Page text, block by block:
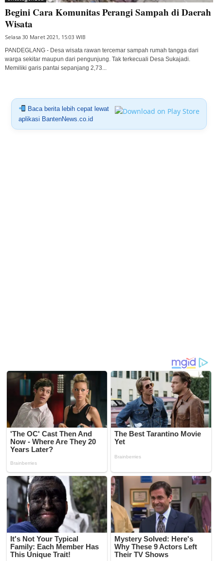
Begini Cara Komunitas Perangi Sampah di Daerah
Wisata
Selasa 30 Maret 2021, 15:03 WIB
PANDEGLANG - Desa wisata rawan tercemar sampah rumah tangga dari
warga sekitar maupun dari pengunjung. Tak terkecuali Desa Sukajadi.
Memiliki garis pantai sepanjang 2,73...
Baca berita lebih cepat lewat
aplikasi BantenNews.co.id